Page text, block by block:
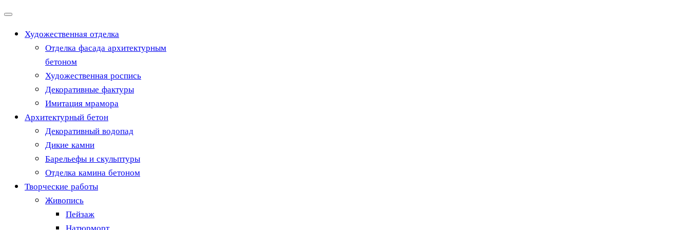
Перейти
содержимому
Художественная отделка
Отделка фасада архитектурным
бетоном
Художественная роспись
Декоративные фактуры
Имитация мрамора
Архитектурный бетон
Декоративный водопад
Дикие камни
Барельефы и скульптуры
Отделка камина бетоном
Творческие работы
Живопись
Пейзаж
Натюрморт